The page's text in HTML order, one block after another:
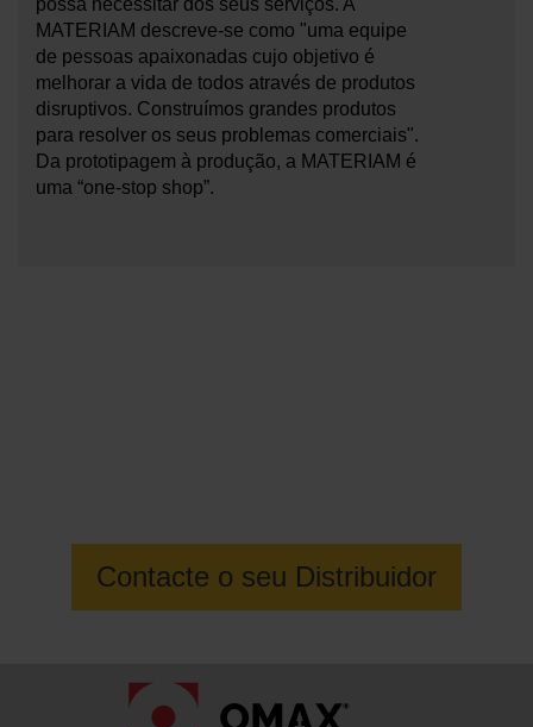
MATERIAM descreve-se como "uma equipe
de pessoas apaixonadas cujo objetivo é
melhorar a vida de todos através de produtos
disruptivos. Construímos grandes produtos
para resolver os seus problemas comerciais".
Da prototipagem à produção, a MATERIAM é
uma “one-stop shop”.
Contacte o seu Distribuidor